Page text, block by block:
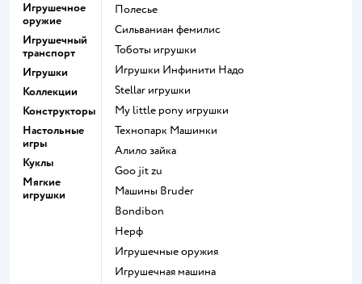
Игрушечное
оружие
Игрушечный
транспорт
Игрушки
Коллекции
Конструкторы
Настольные
игры
Куклы
Мягкие
игрушки
Полесье
Сильваниан фемилис
Тоботы игрушки
Игрушки Инфинити Надо
Stellar игрушки
my little pony игрушки
Технопарк Машинки
Алило зайка
Goo jit zu
Машины Bruder
Bondibon
Нерф
Игрушечные оружия
Игрушечная машина